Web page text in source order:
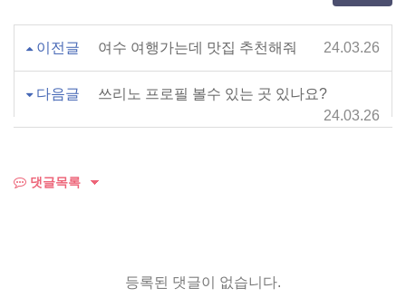
이전글 여수 여행가는데 맛집 추천해줘 24.03.26
다음글
쓰리노 프로필 볼수 있는 곳 있나요?
24.03.26
댓글목록
등록된 댓글이 없습니다.